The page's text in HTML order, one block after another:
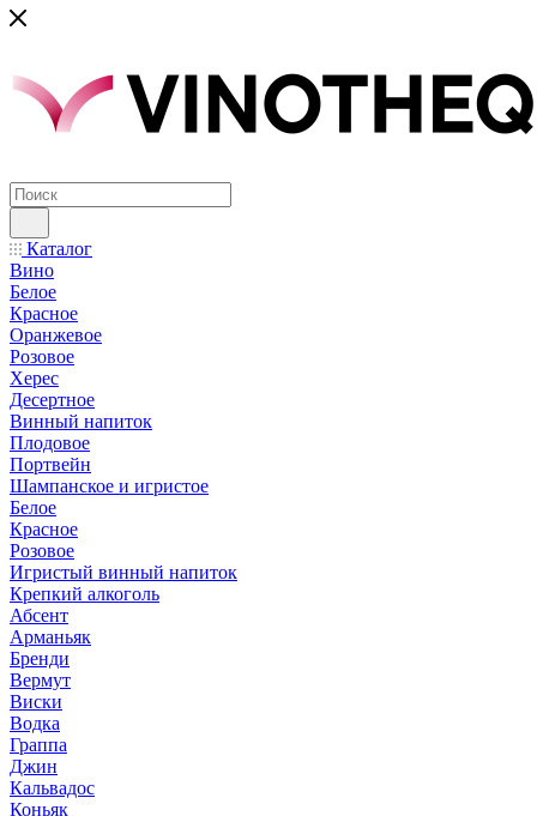
Каталог
Вино
Белое
Красное
Оранжевое
Розовое
Херес
Десертное
Винный напиток
Плодовое
Портвейн
Шампанское и игристое
Белое
Красное
Розовое
Игристый винный напиток
Крепкий алкоголь
Абсент
Арманьяк
Бренди
Вермут
Виски
Водка
Граппа
Джин
Кальвадос
Коньяк